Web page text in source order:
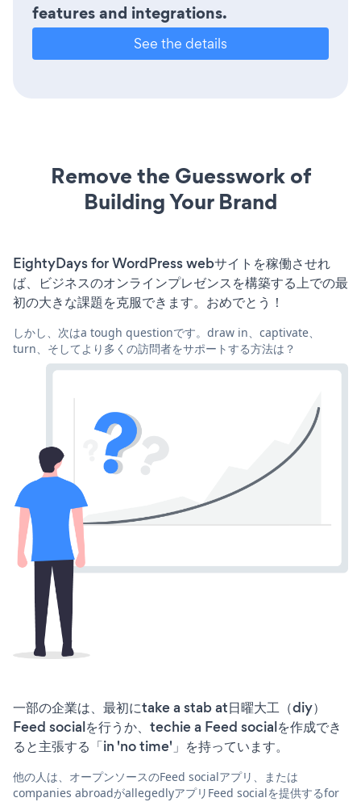
features and integrations.
See the details
Remove the Guesswork of
Building Your Brand
EightyDays for WordPress webサイトを稼働させれ
ば、ビジネスのオンラインプレゼンスを構築する上での最
初の大きな課題を克服できます。おめでとう！
しかし、次はa tough questionです。draw in、captivate、
turn、そしてより多くの訪問者をサポートする方法は？
一部の企業は、最初にtake a stab at日曜大工（diy）
Feed socialを行うか、techie a Feed socialを作成でき
ると主張する「in 'no time'」を持っています。
他の人は、オープンソースのFeed socialアプリ、または
companies abroadがallegedlyアプリFeed socialを提供するfor